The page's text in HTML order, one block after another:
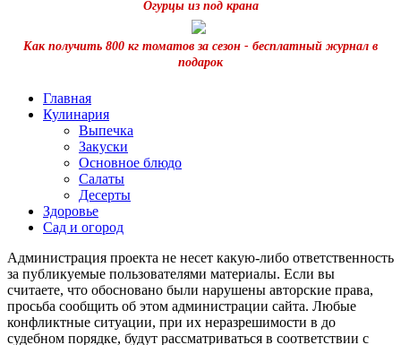
Огурцы из под крана
Как получить 800 кг томатов за сезон - бесплатный журнал в
подарок
Главная
Кулинария
Выпечка
Закуски
Основное блюдо
Салаты
Десерты
Здоровье
Сад и огород
Администрация проекта не несет какую-либо ответственность
за публикуемые пользователями материалы. Если вы
считаете, что обосновано были нарушены авторские права,
просьба сообщить об этом администрации сайта. Любые
конфликтные ситуации, при их неразрешимости в до
судебном порядке, будут рассматриваться в соответствии с